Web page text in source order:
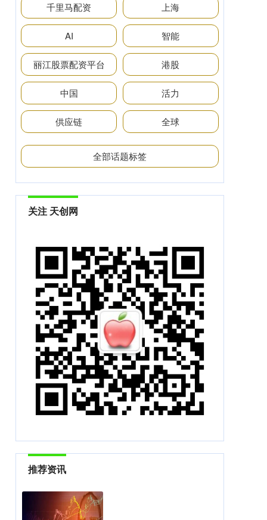
千里马配资 上海
AI 智能
丽江股票配资平台 港股
中国 活力
供应链 全球
全部话题标签
关注 天创网
推荐资讯